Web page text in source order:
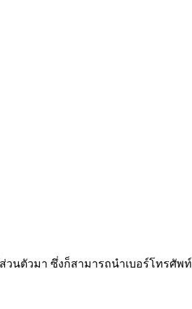
วนตัวมา ซึ่งก็สามารถนำเบอร์โทรศัพท์